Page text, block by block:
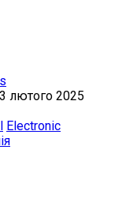
лютого 2025
Electronic